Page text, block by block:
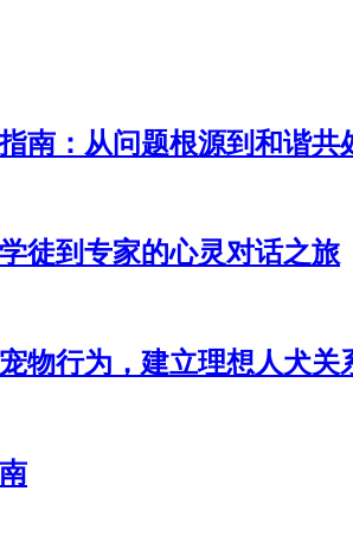
南：从问题根源到和谐共
徒到专家的心灵对话之旅
物行为，建立理想人犬关